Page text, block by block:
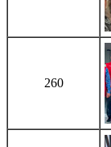
260